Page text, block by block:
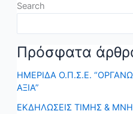
Search
Πρόσφατα
ΗΜΕΡΙΔΑ Ο.Π.Σ.Ε.
ΑΞΙΑ”
ΕΚΔΗΛΩΣΕΙΣ ΤΙΜΗΣ &